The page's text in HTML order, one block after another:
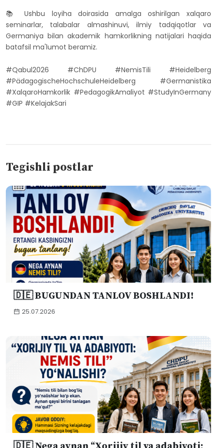
📚 Ushbu loyiha doirasida amalga oshirilgan xalqaro
seminarlar, talabalar almashinuvi, ilmiy tadqiqotlar va
Germaniya bilan akademik hamkorlikning natijalari haqida
batafsil ma'lumot beramiz.
#Qabul2026 #ChDPU #NemisTili #Heidelberg
#PädagogischeHochschuleHeidelberg #Germanistika
#XalqaroHamkorlik #PedagogikAmaliyot #StudyInGermany
#GIP #KelajakSari
Tegishli postlar
🇩🇪 BUGUNDAN TANLOV BOSHLANDI!
25.07.2026